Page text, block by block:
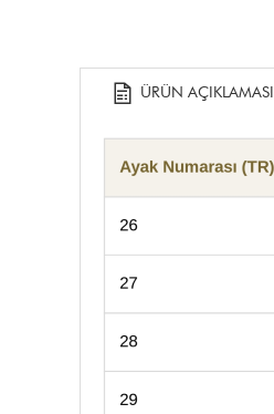
ÜRÜN AÇIKLAMASI